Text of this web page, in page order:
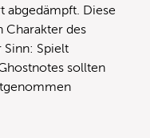
abgedämpft. Diese
Charakter des
Sinn: Spielt
sollten